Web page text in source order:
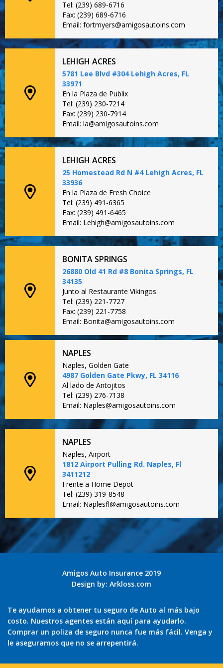
Tel: (239) 689-6716
Fax: (239) 689-6716
Email: fortmyers@amigosautoins.com
LEHIGH ACRES
5781 Lee Blvd #304 Lehigh Acres, FL
33971
En la Plaza de Publix
Tel: (239) 230-7214
Fax: (239) 230-7914
Email: la@amigosautoins.com
LEHIGH ACRES
25 Homestead Rd N #4 Lehigh Acres, FL
33936
En la Plaza de Fresh Choice
Tel: (239) 491-6365
Fax: (239) 491-6465
Email: Lehigh@amigosautoins.com
BONITA SPRINGS
26880 Old 41 Rd #8 Bonita Springs, FL
34135
Junto al Restaurante Vikingos
Tel: (239) 221-7727
Fax: (239) 221-7758
Email: Bonita@amigosautoins.com
NAPLES
Naples, Golden Gate
4987 Golden Gate Pkwy, FL 34116
Al lado de Antojitos
Tel: (239) 276-7138
Email: Naples@amigosautoins.com
NAPLES
Naples, Airport
1812 Airport Pulling Rd. Naples, Fl
3411212
Frente a Home Depot
Tel: (239) 319-8548
Email: Naplesfl@amigosautoins.com
Amigos Auto Insurance 2019
Design by: Arkloss.com
Te ayudamos a obtener tu seguro de Auto al más bajo
costo. Nuestros agentes están aquí para ayudarlo.
Comprar un poliza de seguro nunca fue más fácil. Venga y
le aseguramos que no se arrepentirá.